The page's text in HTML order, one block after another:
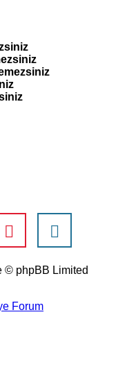
© phpBB Limited
Forum